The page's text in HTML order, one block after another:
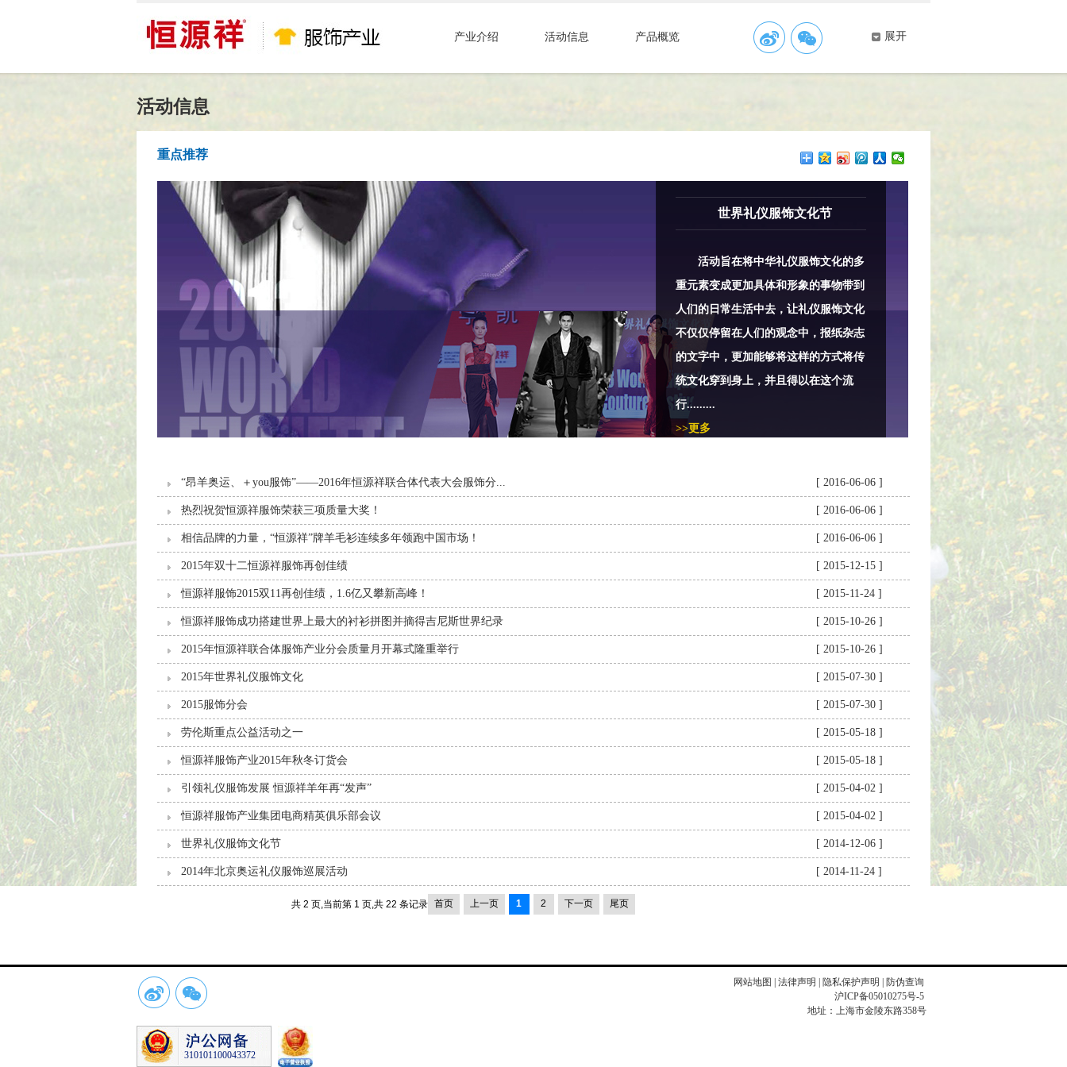
产业介绍 活动信息 产品概览 展开
活动信息
重点推荐
世界礼仪服饰文化节
活动旨在将中华礼仪服饰文化的多
重元素变成更加具体和形象的事物带到
人们的日常生活中去，让礼仪服饰文化
不仅仅停留在人们的观念中，报纸杂志
的文字中，更加能够将这样的方式将传
统文化穿到身上，并且得以在这个流
行.........
>>更多
“昂羊奥运、＋you服饰”——2016年恒源祥联合体代表大会服饰分... [ 2016-06-06 ]
热烈祝贺恒源祥服饰荣获三项质量大奖！ [ 2016-06-06 ]
相信品牌的力量，“恒源祥”牌羊毛衫连续多年领跑中国市场！ [ 2016-06-06 ]
2015年双十二恒源祥服饰再创佳绩 [ 2015-12-15 ]
恒源祥服饰2015双11再创佳绩，1.6亿又攀新高峰！ [ 2015-11-24 ]
恒源祥服饰成功搭建世界上最大的衬衫拼图并摘得吉尼斯世界纪录 [ 2015-10-26 ]
2015年恒源祥联合体服饰产业分会质量月开幕式隆重举行 [ 2015-10-26 ]
2015年世界礼仪服饰文化 [ 2015-07-30 ]
2015服饰分会 [ 2015-07-30 ]
劳伦斯重点公益活动之一 [ 2015-05-18 ]
恒源祥服饰产业2015年秋冬订货会 [ 2015-05-18 ]
引领礼仪服饰发展 恒源祥羊年再“发声” [ 2015-04-02 ]
恒源祥服饰产业集团电商精英俱乐部会议 [ 2015-04-02 ]
世界礼仪服饰文化节 [ 2014-12-06 ]
2014年北京奥运礼仪服饰巡展活动 [ 2014-11-24 ]
共 2 页,当前第 1 页,共 22 条记录 首页 上一页 1 2 下一页 尾页
网站地图 法律声明 隐私保护声明
防伪查询
沪ICP备05010275号-5
地址：上海市金陵东路358号
310101100043372